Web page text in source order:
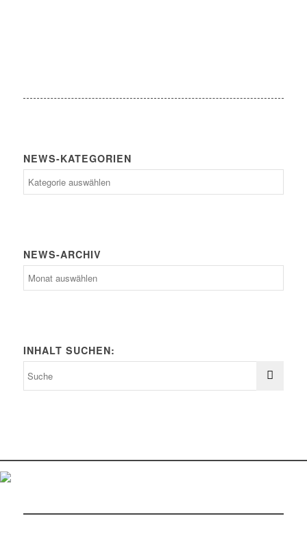
NEWS-KATEGORIEN
Kategorien
NEWS-ARCHIV
INHALT SUCHEN: